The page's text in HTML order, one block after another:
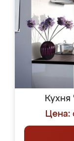
Цена: